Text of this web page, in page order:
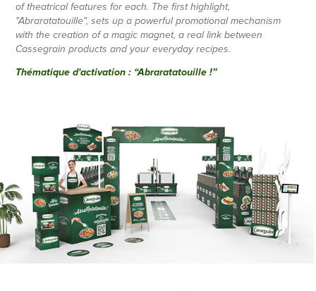
of theatrical features for each. The first highlight,
"Abraratatouille", sets up a powerful promotional mechanism
with the creation of a magic magnet, a real link between
Cassegrain products and your everyday recipes.
Thématique d'activation : “Abraratatouille !”